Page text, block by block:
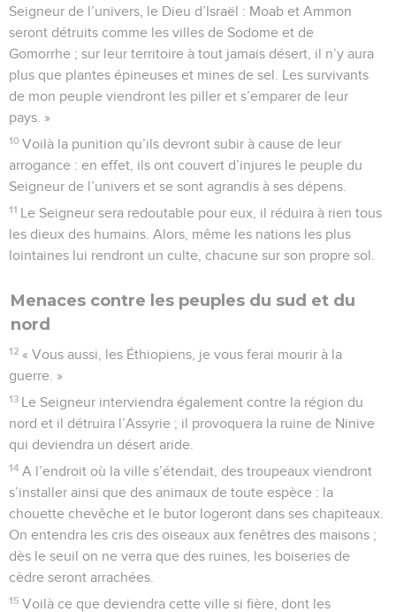
Seigneur de l’univers, le Dieu d’Israël : Moab et Ammon
seront détruits comme les villes de Sodome et de
Gomorrhe ; sur leur territoire à tout jamais désert, il n’y aura
plus que plantes épineuses et mines de sel. Les survivants
de mon peuple viendront les piller et s’emparer de leur
pays. »
10 Voilà la punition qu’ils devront subir à cause de leur
arrogance : en effet, ils ont couvert d’injures le peuple du
Seigneur de l’univers et se sont agrandis à ses dépens.
11 Le Seigneur sera redoutable pour eux, il réduira à rien tous
les dieux des humains. Alors, même les nations les plus
lointaines lui rendront un culte, chacune sur son propre sol.
Menaces contre les peuples du sud et du
nord
12 « Vous aussi, les Éthiopiens, je vous ferai mourir à la
guerre. »
13 Le Seigneur interviendra également contre la région du
nord et il détruira l’Assyrie ; il provoquera la ruine de Ninive
qui deviendra un désert aride.
14 A l’endroit où la ville s’étendait, des troupeaux viendront
s’installer ainsi que des animaux de toute espèce : la
chouette chevêche et le butor logeront dans ses chapiteaux.
On entendra les cris des oiseaux aux fenêtres des maisons ;
dès le seuil on ne verra que des ruines, les boiseries de
cèdre seront arrachées.
15 Voilà ce que deviendra cette ville si fière, dont les